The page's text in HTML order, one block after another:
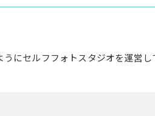
にセルフフォトスタジオを運営し